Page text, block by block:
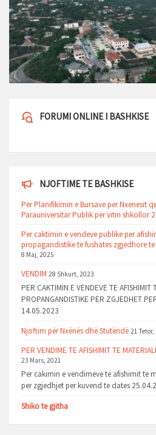
FORUMI ONLINE I BASHKISE
NJOFTIME TE BASHKISE
Per Planifikimin e Bursave per Nxenesit
Parauniversitar Publik per vitin shkollor
Per caktimin e vendeve publike per
propagandistike te fushates zgjedhore
8 Maj, 2025
VENDIM 28 Shkurt, 2023
PER CAKTIMIN E VENDEVE TE AFISHIMIT
PROPANGANDISTIKE PER ZGJEDHET
14.05.2023
Njoftim për Nxënës dhë Stutëndë 21 Tetor,
PER VENDIME TE AFISHIMIT TE
23 Mars, 2021
Per cakimin e vendimeve te afishimit te
per zgjedhjet per kuvend te dates
Shiko te gjitha